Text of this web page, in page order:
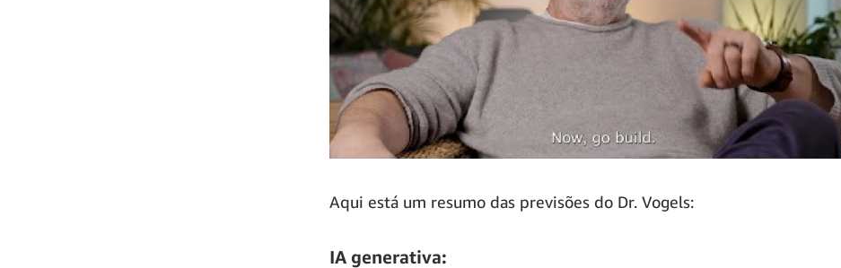
Aqui está um resumo das previsões do Dr. Vogels:
IA generativa: